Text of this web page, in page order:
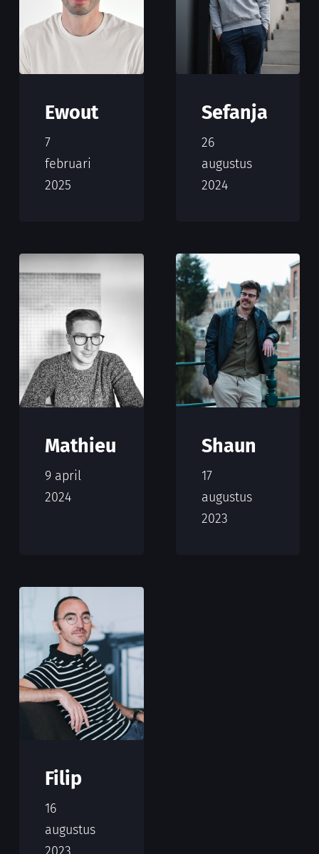
Ewout
7
februari
2025
Sefanja
26
augustus
2024
Mathieu
9 april
2024
Shaun
17
augustus
2023
Filip
16
augustus